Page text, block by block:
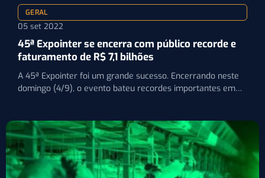
GERAL
05 set 2022
45ª Expointer se encerra com público recorde e
faturamento de R$ 7,1 bilhões
A 45ª Expointer foi um grande sucesso. Encerrando neste
domingo (4/9), o evento bateu recordes importantes em